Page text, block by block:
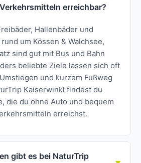
erreichbar?
Hallenbäder und
um Kössen & Walchsee,
sind gut mit Bus und Bahn
beliebte Ziele lassen sich oft
und kurzem Fußweg
Kaiserwinkl findest du
die du ohne Auto und bequem
erreichst.
gibt es bei NaturTrip